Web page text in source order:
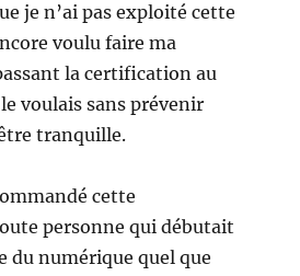
je n’ai pas exploité cette
voulu faire ma
la certification au
voulais sans prévenir
tranquille.
cette
personne qui débutait
du numérique quel que